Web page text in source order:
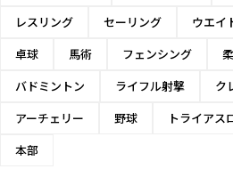
レスリング
セーリング ウエイ
卓球
馬術 フェンシング
バドミントン
ライフル射撃 ク
アーチェリー
野球 トライアス
本部